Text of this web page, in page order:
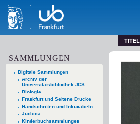
TITEL
SAMMLUNGEN
Digitale Sammlungen
Archiv der
Universitätsbibliothek JCS
Biologie
Frankfurt und Seltene Drucke
Handschriften und Inkunabeln
Judaica
Kinderbuchsammlungen